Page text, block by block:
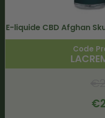
E-liquide CBD Afghan
Code
€